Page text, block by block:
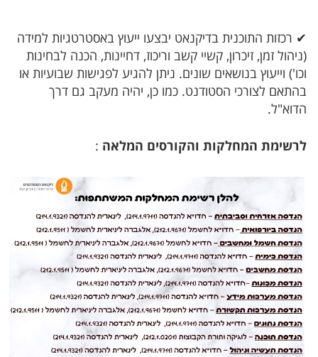
✔ רכזות התוכנית בדיקנאט יבצעו ייעוץ באסטרטגיות למידה
(ניהול זמן, זיכרון, קשיי קשב וריכוז, דחיינות, הכנה לבחינות
וכו') וייעוץ בנושאים שונים. ניתן להגיע לפגישות שבועיות או
בהתאם לצורכי הסטודנט. כמו כן, יהיה מעקב גם דרך
הדוא"ל.
לרשימת המחלקות והקורסים המלאה :